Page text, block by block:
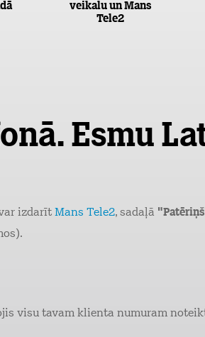
veikalu un Mans
Tele2
Esmu
izdarīt Mans Tele2, sadaļā
visu tavam klienta numuram